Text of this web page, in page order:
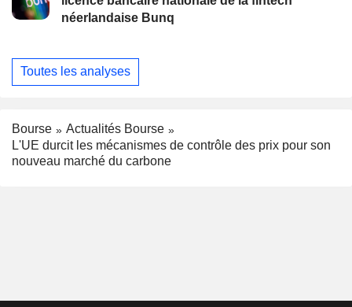
néerlandaise Bunq
Toutes les analyses
Bourse
Actualités Bourse
L'UE durcit les mécanismes de contrôle des prix pour son
nouveau marché du carbone